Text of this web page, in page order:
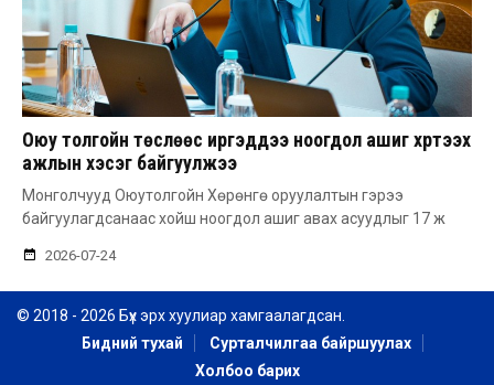
Оюу толгойн төслөөс иргэддээ ноогдол ашиг хүртээх
ажлын хэсэг байгуулжээ
Монголчууд Оюутолгойн Хөрөнгө оруулалтын гэрээ
байгуулагдсанаас хойш ноогдол ашиг авах асуудлыг 17 ж
2026-07-24
© 2018 - 2026 Бүх эрх хуулиар хамгаалагдсан.
Бидний тухай
Сурталчилгаа байршуулах
Холбоо барих